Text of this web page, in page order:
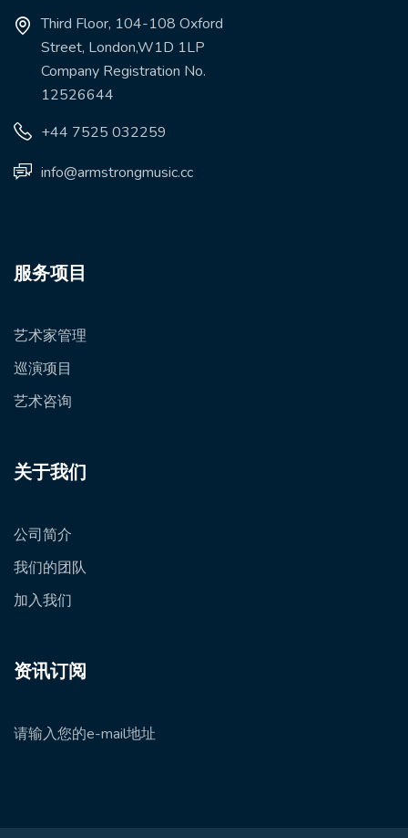
Third Floor, 104-108 Oxford
Street, London,W1D 1LP
Company Registration No.
12526644
+44 7525 032259
info@armstrongmusic.cc
服务项目
艺术家管理
巡演项目
艺术咨询
关于我们
公司简介
我们的团队
加入我们
资讯订阅
请输入您的e-mail地址